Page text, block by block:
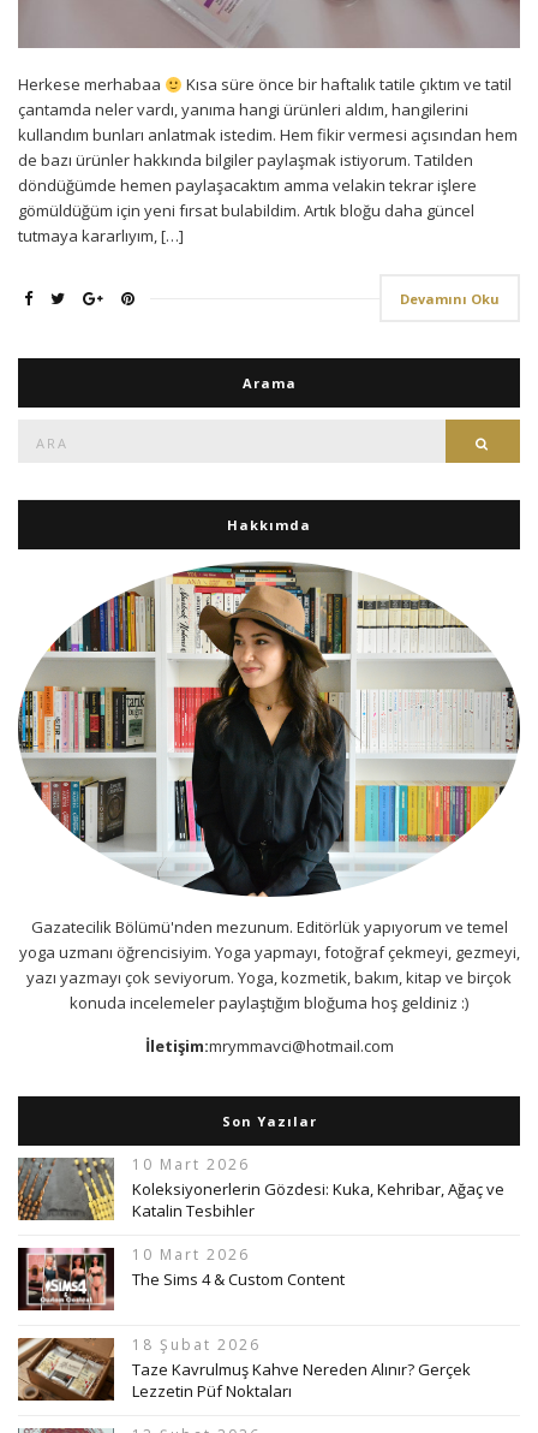
Herkese merhabaa
Kısa süre önce bir haftalık tatile çıktım ve tatil
çantamda neler vardı, yanıma hangi ürünleri aldım, hangilerini
kullandım bunları anlatmak istedim. Hem fikir vermesi açısından hem
de bazı ürünler hakkında bilgiler paylaşmak istiyorum. Tatilden
döndüğümde hemen paylaşacaktım amma velakin tekrar işlere
gömüldüğüm için yeni fırsat bulabildim. Artık bloğu daha güncel
tutmaya kararlıyım, […]
Devamını Oku
Arama
Hakkımda
Gazatecilik Bölümü'nden mezunum. Editörlük yapıyorum ve temel
yoga uzmanı öğrencisiyim. Yoga yapmayı, fotoğraf çekmeyi, gezmeyi,
yazı yazmayı çok seviyorum. Yoga, kozmetik, bakım, kitap ve birçok
konuda incelemeler paylaştığım bloğuma hoş geldiniz :)
İletişim:mrymmavci@hotmail.com
Son Yazılar
10 Mart 2026
Koleksiyonerlerin Gözdesi: Kuka, Kehribar, Ağaç ve
Katalin Tesbihler
10 Mart 2026
The Sims 4 & Custom Content
18 Şubat 2026
Taze Kavrulmuş Kahve Nereden Alınır? Gerçek
Lezzetin Püf Noktaları